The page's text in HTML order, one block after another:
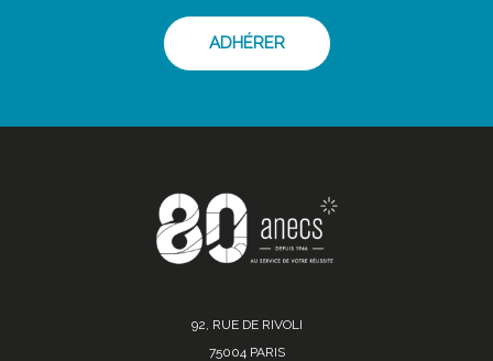
ADHÉRER
92, RUE DE RIVOLI
75004 PARIS